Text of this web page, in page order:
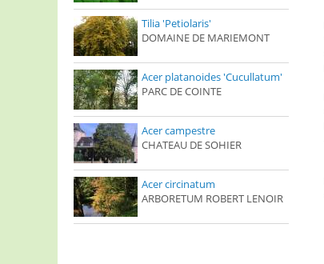
Tilia 'Petiolaris'
DOMAINE DE MARIEMONT
Acer platanoides 'Cucullatum'
PARC DE COINTE
Acer campestre
CHATEAU DE SOHIER
Acer circinatum
ARBORETUM ROBERT LENOIR